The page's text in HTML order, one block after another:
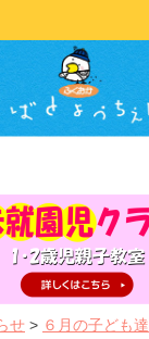
せ > ６月の子ども達